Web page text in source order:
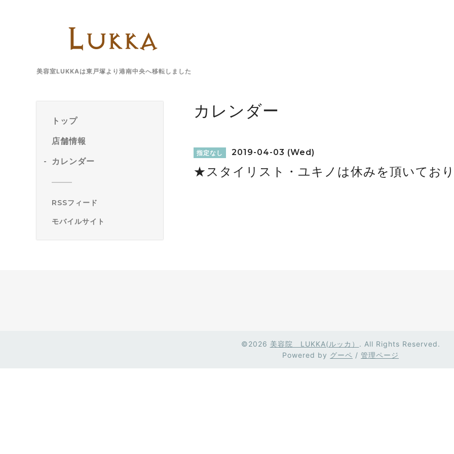
美容室LUKKAは東戸塚より港南中央へ移転しました
トップ
店舗情報
カレンダー
RSSフィード
モバイルサイト
カレンダー
指定なし 2019-04-03 (Wed)
★スタイリスト・ユキノは休みを頂いてお
©2026 美容院 LUKKA(ルッカ） . All Rights Reserved.
Powered by グーペ / 管理ページ